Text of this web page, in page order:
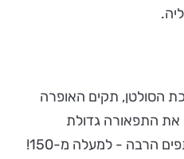
הסולטן, תקים האופרה
התפאורה גדולת
המימדים ואת כמות המשתתפים הרבה - למעלה מ-150!